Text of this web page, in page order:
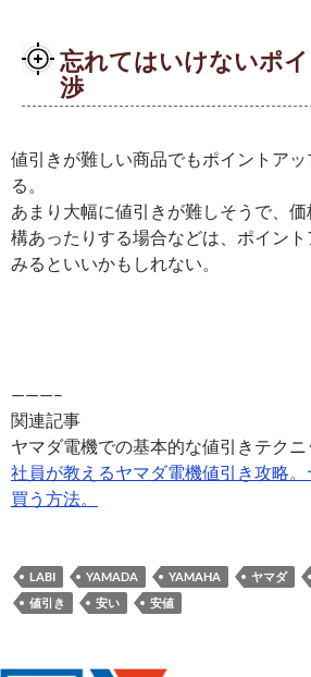
忘れてはいけないポ
渉
値引きが難しい商品でもポイントア
る。
あまり大幅に値引きが難しそうで、
構あったりする場合などは、ポイン
みるといいかもしれない。
———–
関連記事
ヤマダ電機での基本的な値引きテクニ
社員が教えるヤマダ電機値引き攻略
買う方法。
LABI YAMADA YAMAHA ヤマダ
値引き
安い 安値